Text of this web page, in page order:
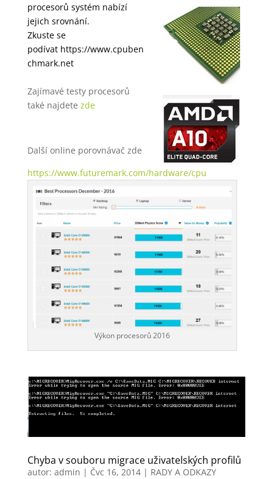
procesorů systém nabízí
jejich srovnání.
Zkuste se
podívat https://www.cpuben
chmark.net
Zajímavé testy procesorů
také najdete zde
Další online porovnávač zde
https://www.futuremark.com/hardware/cpu
Výkon procesorů 2016
Chyba v souboru migrace uživatelských profilů
autor: admin | Čvc 16, 2014| RADY A ODKAZY